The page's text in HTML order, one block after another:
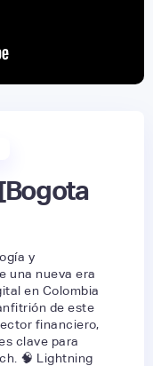
y
una nueva era
en Colombia
de este
financiero,
clave para
🧠 Lightning